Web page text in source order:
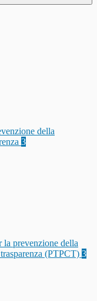
della
3
la prevenzione della
(PTPCT) 3